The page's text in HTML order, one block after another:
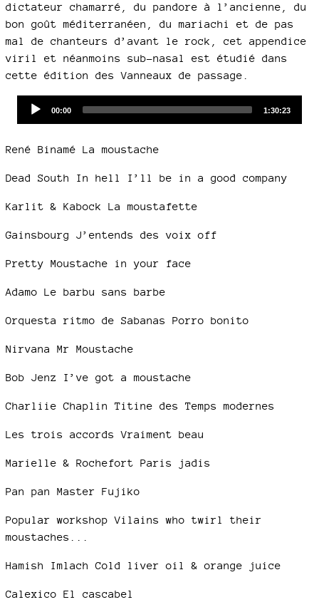
dictateur chamarré, du pandore à l’ancienne, du
bon goût méditerranéen, du mariachi et de pas
mal de chanteurs d’avant le rock, cet appendice
viril et néanmoins sub-nasal est étudié dans
cette édition des Vanneaux de passage.
Current
00:00
Total
1:30:23
René Binamé La moustache
Dead South In hell I’ll be in a good company
Karlit & Kabock La moustafette
Gainsbourg J’entends des voix off
Pretty Moustache in your face
Adamo Le barbu sans barbe
Orquesta ritmo de Sabanas Porro bonito
Nirvana Mr Moustache
Bob Jenz I’ve got a moustache
Charliie Chaplin Titine des Temps modernes
Les trois accords Vraiment beau
Marielle & Rochefort Paris jadis
Pan pan Master Fujiko
Popular workshop Vilains who twirl their
moustaches...
Hamish Imlach Cold liver oil & orange juice
Calexico El cascabel